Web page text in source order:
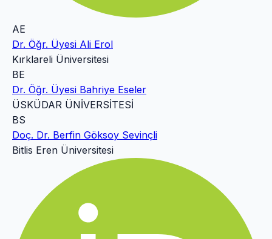
AE
Dr. Öğr. Üyesi Ali Erol
Kırklareli Üniversitesi
BE
Dr. Öğr. Üyesi Bahriye Eseler
ÜSKÜDAR ÜNİVERSİTESİ
BS
Doç. Dr. Berfin Göksoy Sevinçli
Bitlis Eren Üniversitesi